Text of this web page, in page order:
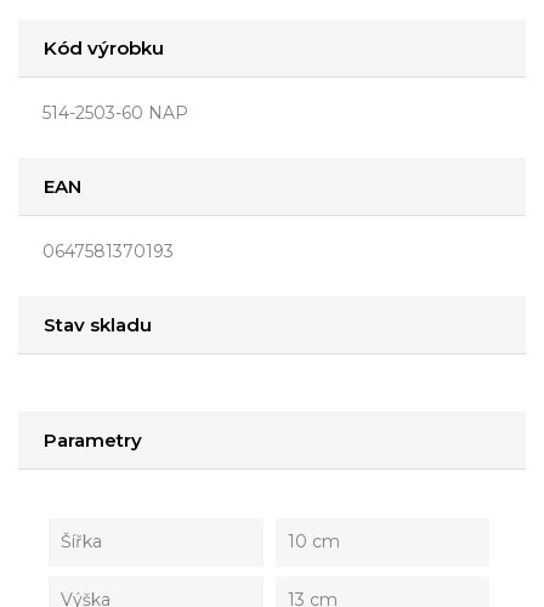
Kód výrobku
514-2503-60 NAP
EAN
0647581370193
Stav skladu
Parametry
Šířka 10 cm
Výška 13 cm